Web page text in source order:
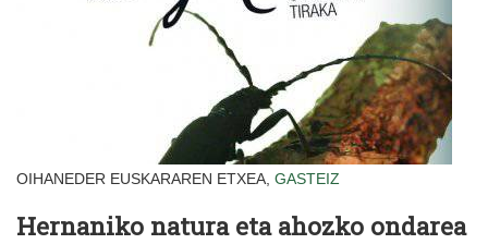
OIHANEDER EUSKARAREN ETXEA, GASTEIZ
Hernaniko natura eta ahozko ondarea